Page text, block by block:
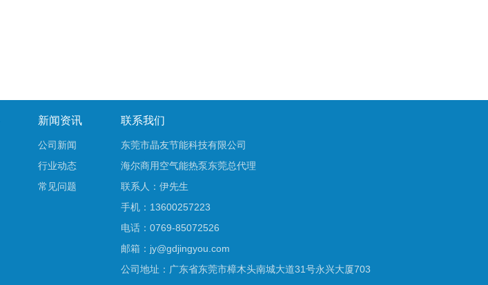
新闻资讯
公司新闻
行业动态
常见问题
联系我们
东莞市晶友节能科技有限公司
海尔商用空气能热泵东莞总代理
联系人：伊先生
手机：13600257223
电话：0769-85072526
邮箱：jy@gdjingyou.com
公司地址：广东省东莞市樟木头南城大道31号永兴大厦703